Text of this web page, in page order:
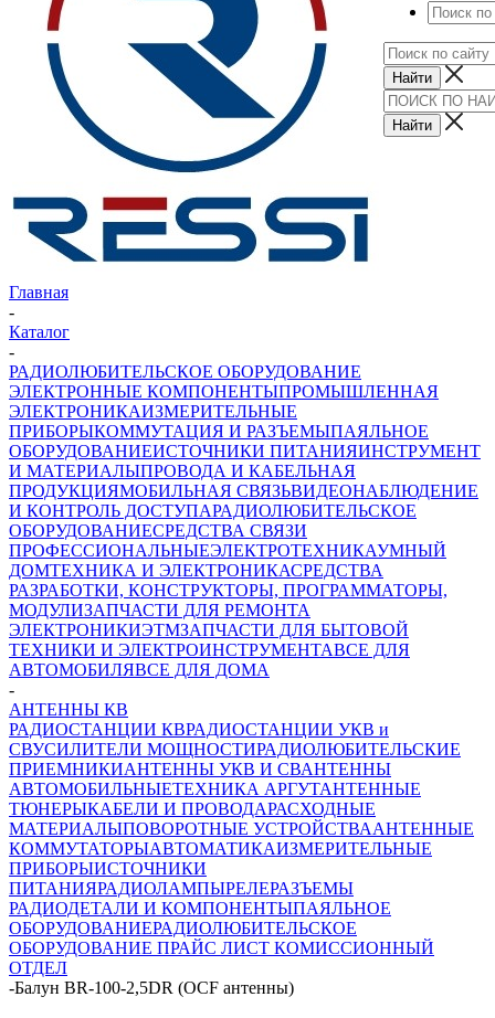
Главная
-
Каталог
-
РАДИОЛЮБИТЕЛЬСКОЕ ОБОРУДОВАНИЕ
ЭЛЕКТРОННЫЕ КОМПОНЕНТЫПРОМЫШЛЕННАЯ
ЭЛЕКТРОНИКАИЗМЕРИТЕЛЬНЫЕ
ПРИБОРЫКОММУТАЦИЯ И РАЗЪЕМЫПАЯЛЬНОЕ
ОБОРУДОВАНИЕИСТОЧНИКИ ПИТАНИЯИНСТРУМЕНТ
И МАТЕРИАЛЫПРОВОДА И КАБЕЛЬНАЯ
ПРОДУКЦИЯМОБИЛЬНАЯ СВЯЗЬВИДЕОНАБЛЮДЕНИЕ
И КОНТРОЛЬ ДОСТУПАРАДИОЛЮБИТЕЛЬСКОЕ
ОБОРУДОВАНИЕСРЕДСТВА СВЯЗИ
ПРОФЕССИОНАЛЬНЫЕЭЛЕКТРОТЕХНИКАУМНЫЙ
ДОМТЕХНИКА И ЭЛЕКТРОНИКАСРЕДСТВА
РАЗРАБОТКИ, КОНСТРУКТОРЫ, ПРОГРАММАТОРЫ,
МОДУЛИЗАПЧАСТИ ДЛЯ РЕМОНТА
ЭЛЕКТРОНИКИЭТМЗАПЧАСТИ ДЛЯ БЫТОВОЙ
ТЕХНИКИ И ЭЛЕКТРОИНСТРУМЕНТАВСЕ ДЛЯ
АВТОМОБИЛЯВСЕ ДЛЯ ДОМА
-
АНТЕННЫ КВ
РАДИОСТАНЦИИ КВРАДИОСТАНЦИИ УКВ и
СВУСИЛИТЕЛИ МОЩНОСТИРАДИОЛЮБИТЕЛЬСКИЕ
ПРИЕМНИКИАНТЕННЫ УКВ И СВАНТЕННЫ
АВТОМОБИЛЬНЫЕТЕХНИКА АРГУТАНТЕННЫЕ
ТЮНЕРЫКАБЕЛИ И ПРОВОДАРАСХОДНЫЕ
МАТЕРИАЛЫПОВОРОТНЫЕ УСТРОЙСТВААНТЕННЫЕ
КОММУТАТОРЫАВТОМАТИКАИЗМЕРИТЕЛЬНЫЕ
ПРИБОРЫИСТОЧНИКИ
ПИТАНИЯРАДИОЛАМПЫРЕЛЕРАЗЪЕМЫ
РАДИОДЕТАЛИ И КОМПОНЕНТЫПАЯЛЬНОЕ
ОБОРУДОВАНИЕРАДИОЛЮБИТЕЛЬСКОЕ
ОБОРУДОВАНИЕ ПРАЙС ЛИСТ КОМИССИОННЫЙ
ОТДЕЛ
-Балун BR-100-2,5DR (OCF антенны)